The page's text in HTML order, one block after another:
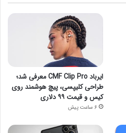
ایرباد CMF Clip Pro معرفی شد؛
طراحی کلیپسی، پیچ هوشمند روی
کیس و قیمت ۹۹ دلاری
6 ساعت پیش